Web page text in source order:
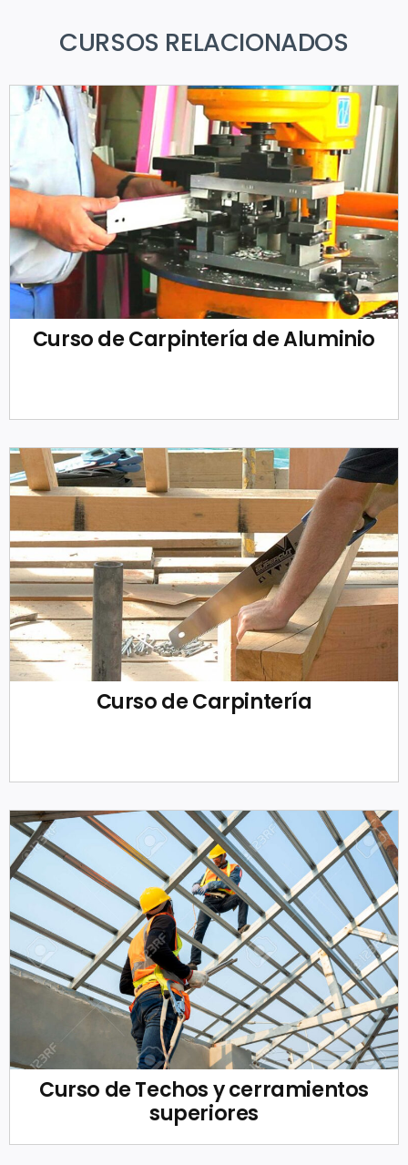
CURSOS RELACIONADOS
Curso de Carpintería de Aluminio
Curso de Carpintería
Curso de Techos y cerramientos
superiores